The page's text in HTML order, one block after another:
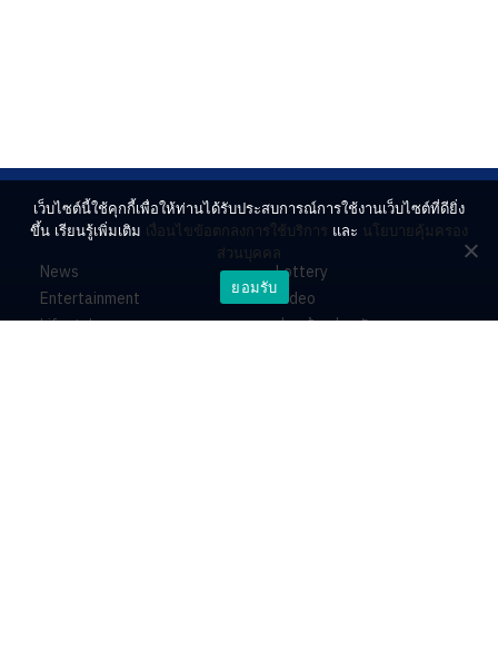
News
Entertainment
Lifestyle
Lottery
Video
ร่วมด้วยช่วยกัน
เว็บไซต์นี้ใช้คุกกี้เพื่อให้ท่านได้รับประสบการณ์การใช้งานเว็บไซต์ที่ดียิ่ง
ขึ้น เรียนรู้เพิ่มเติม เงื่อนไขข้อตกลงการใช้บริการ และ นโยบายคุ้มครอง
ส่วนบุคคล
ยอมรับ